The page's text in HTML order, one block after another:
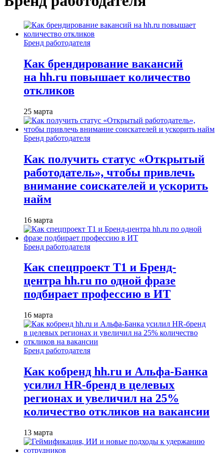
Бренд работодателя
Как брендирование вакансий
на hh.ru повышает количество
откликов
25 марта
Бренд работодателя
Как получить статус «Открытый
работодатель», чтобы привлечь
внимание соискателей и ускорить
найм
16 марта
Бренд работодателя
Как спецпроект T1 и Бренд-
центра hh.ru по одной фразе
подбирает профессию в ИТ
16 марта
Бренд работодателя
Как кобренд hh.ru и Альфа-Банка
усилил HR-бренд в целевых
регионах и увеличил на 25%
количество откликов на вакансии
13 марта